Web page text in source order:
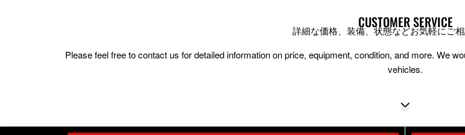
CUSTOMER SERVICE
詳細な価格、装備、状態などお気軽にご相
Please feel free to contact us for detailed information on price, equipment, condition, and more. We
vehicles.